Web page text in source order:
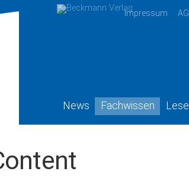
Impressum
News Fachwissen